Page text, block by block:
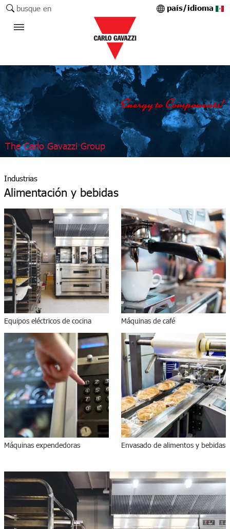
busque en país/idioma
The Carlo Gavazzi Group
Industrias
Alimentación y bebidas
Equipos eléctricos de cocina Máquinas de café
Máquinas expendedoras Envasado de alimentos y bebidas